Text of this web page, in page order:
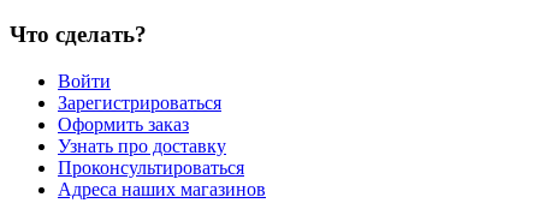
Что сделать?
Войти
Зарегистрироваться
Оформить заказ
Узнать про доставку
Проконсультироваться
Адреса наших магазинов